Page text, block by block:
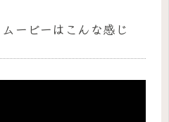
ービーはこんな感じ